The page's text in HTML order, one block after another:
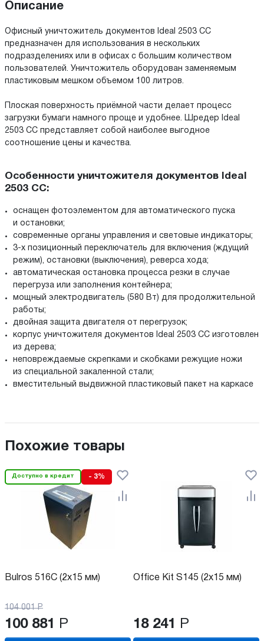
Описание
Офисный уничтожитель документов Ideal 2503 CC
предназначен для использования в нескольких
подразделениях или в офисах с большим количеством
пользователей. Уничтожитель оборудован заменяемым
пластиковым мешком объемом 100 литров.
Плоская поверхность приёмной части делает процесс
загрузки бумаги намного проще и удобнее. Шредер Ideal
2503 CC представляет собой наиболее выгодное
соотношение цены и качества.
Особенности уничтожителя документов Ideal
2503 CC:
оснащен фотоэлементом для автоматического пуска
и остановки;
современные органы управления и световые индикаторы;
3-х позиционный переключатель для включения (ждущий
режим), остановки (выключения), реверса хода;
автоматическая остановка процесса резки в случае
перегруза или заполнения контейнера;
мощный электродвигатель (580 Вт) для продолжительной
работы;
двойная защита двигателя от перегрузок;
корпус уничтожителя документов Ideal 2503 CC изготовлен
из дерева;
неповреждаемые скрепками и скобками режущие ножи
из специальной закаленной стали;
вместительный выдвижной пластиковый пакет на каркасе
Похожие товары
Доступно в кредит - 3%
Bulros 516C (2x15 мм)
104 001 Р
100 881 Р
Office Kit S145 (2x15 мм)
18 241 Р